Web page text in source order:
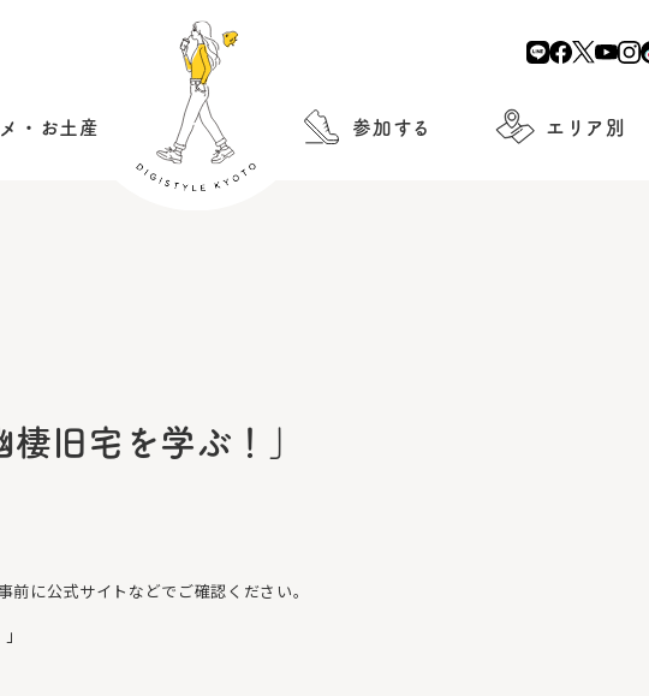
・お土産 参加する エリア別
旧宅を学ぶ！」
に公式サイトなどでご確認ください。